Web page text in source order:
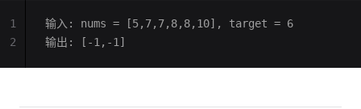
输入: nums = [5,7,7,8,8,10], target = 6
输出: [-1,-1]
1
2